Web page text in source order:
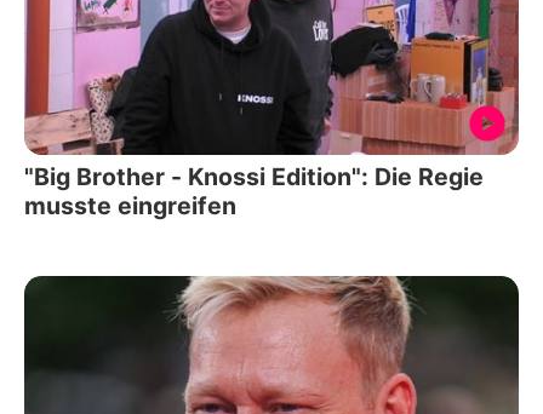
"Big Brother - Knossi Edition": Die Regie
musste eingreifen